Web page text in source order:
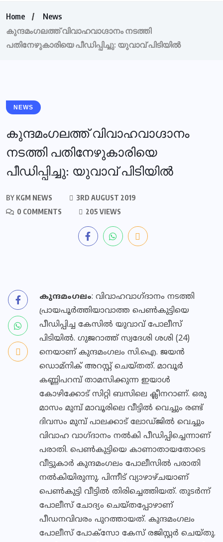
Home
News
കുന്ദമംഗലത്ത് വിവാഹവാഗ്ദാനം നടത്തി
പതിനേഴുകാരിയെ പീഡിപ്പിച്ചു: യുവാവ് പിടിയില്‍
NEWS
കുന്ദമംഗലത്ത് വിവാഹവാഗ്ദാനം
നടത്തി പതിനേഴുകാരിയെ
പീഡിപ്പിച്ചു: യുവാവ് പിടിയില്‍
BY KGM NEWS
3RD AUGUST 2019
0 COMMENTS
205 VIEWS
കുന്ദമംഗലം: വിവാഹവാഗ്ദാനം നടത്തി
പ്രായപൂര്‍ത്തിയാവാത്ത പെണ്‍കുട്ടിയെ
പീഡിപ്പിച്ച കേസില്‍ യുവാവ് പോലീസ്
പിടിയില്‍. ഗുജറാത്ത് സ്വദേശി ശശി (24)
നെയാണ് കുന്ദമംഗലം സി.ഐ. ജയന്‍
ഡൊമ്നിക് അറസ്റ്റ് ചെയ്തത്. മാവൂര്‍
കണ്ണിപറമ്പ് താമസിക്കുന്ന ഇയാള്‍
കോഴിക്കോട് സിറ്റി ബസിലെ ക്ലീനറാണ്. ഒരു
മാസം മുമ്പ് മാവൂരിലെ വീട്ടില്‍ വെച്ചും രണ്ട്
ദിവസം മുമ്പ് പാലക്കാട് ലോഡ്ജില്‍ വെച്ചും
വിവാഹ വാഗ്ദാനം നല്‍കി പീഡിപ്പിച്ചെന്നാണ്
പരാതി. പെണ്‍കുട്ടിയെ കാണാതായതോടെ
വീട്ടുകാര്‍ കുന്ദമംഗലം പോലീസില്‍ പരാതി
നല്‍കിയിരുന്നു. പിന്നീട് വ്യാഴാഴ്ചയാണ്
പെണ്‍കുട്ടി വീട്ടില്‍ തിരിച്ചെത്തിയത്. തുടര്‍ന്ന്
പോലീസ് ചോദ്യം ചെയ്തപ്പോഴാണ്
പീഡനവിവരം പുറത്തായത്. കുന്ദമംഗലം
പോലീസ് പോക്‌സോ കേസ് രജിസ്റ്റര്‍ ചെയ്തു.